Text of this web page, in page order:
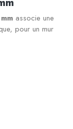
associe une
pour un mur